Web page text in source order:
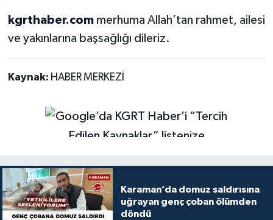
kgrthaber.commerhuma Allah’tan rahmet, ailesi
ve yakınlarına başsağlığı dileriz.
Kaynak: HABER MERKEZİ
Karaman’da domuz saldırısına
uğrayan genç çoban ölümden
döndü